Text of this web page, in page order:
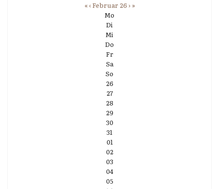
«‹Februar 26 ›»
Mo
Di
Mi
Do
Fr
Sa
So
26
27
28
29
30
31
01
02
03
04
05